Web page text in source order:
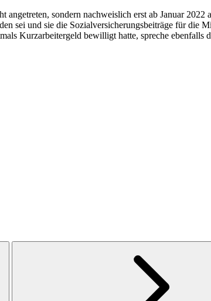
sondern nachweislich erst ab Januar 2022
sei und sie die Sozialversicherungsbeiträge für die
Kurzarbeitergeld bewilligt hatte, spreche ebenfalls